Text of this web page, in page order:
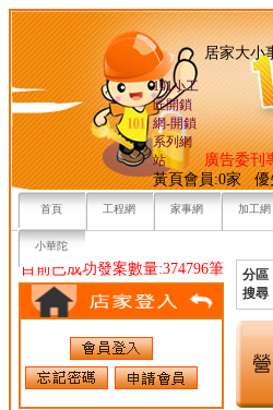
101小工
匠開鎖
網-開鎖
系列網
站
居家大
廣告委刊
黃頁會員:0家
首頁 工程網 家事網 加工網
小華陀
目前已成功發案數量:374796筆
分區
搜尋